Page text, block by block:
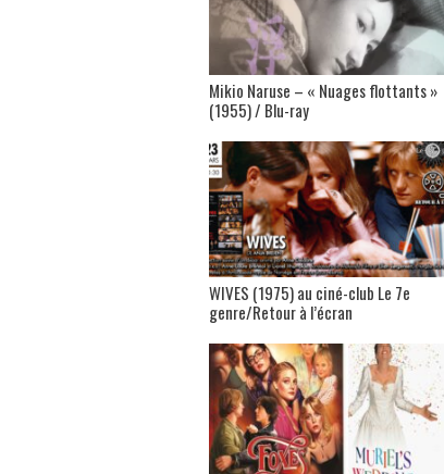
Mikio Naruse – « Nuages flottants »
(1955) / Blu-ray
WIVES (1975) au ciné-club Le 7e
genre/Retour à l’écran